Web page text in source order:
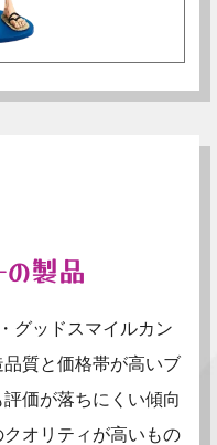
製品
グッドスマイルカン
質と価格帯が高いブ
価が落ちにくい傾向
オリティが高いもの